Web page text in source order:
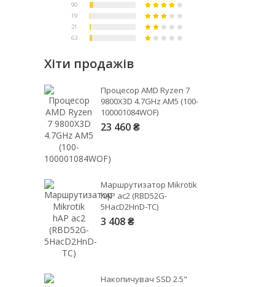
Хіти продажів
Процесор AMD Ryzen 7
9800X3D 4.7GHz AM5 (100-
100001084WOF)
23 460 ₴
Маршрутизатор Mikrotik
hAP ac2 (RBD52G-
5HacD2HnD-TC)
3 408 ₴
Накопичувач SSD 2.5"